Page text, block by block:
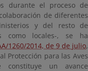
durante el proceso de
de diferentes
y del resto de
como locales-, se ha
1260/2014, de 9 de julio,
Protección para las Aves
constituye un avance